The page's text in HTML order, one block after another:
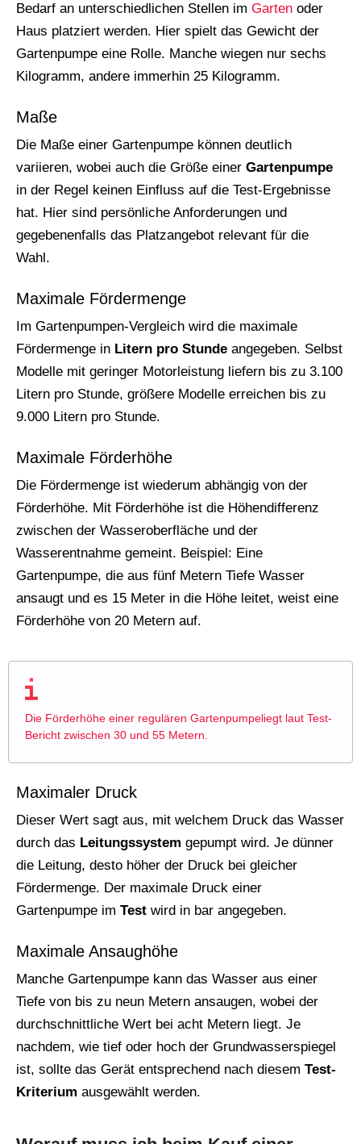
Bedarf an unterschiedlichen Stellen im Garten oder
Haus platziert werden. Hier spielt das Gewicht der
Gartenpumpe eine Rolle. Manche wiegen nur sechs
Kilogramm, andere immerhin 25 Kilogramm.
Maße
Die Maße einer Gartenpumpe können deutlich
variieren, wobei auch die Größe einer Gartenpumpe
in der Regel keinen Einfluss auf die Test-Ergebnisse
hat. Hier sind persönliche Anforderungen und
gegebenenfalls das Platzangebot relevant für die
Wahl.
Maximale Fördermenge
Im Gartenpumpen-Vergleich wird die maximale
Fördermenge in Litern pro Stunde angegeben. Selbst
Modelle mit geringer Motorleistung liefern bis zu 3.100
Litern pro Stunde, größere Modelle erreichen bis zu
9.000 Litern pro Stunde.
Maximale Förderhöhe
Die Fördermenge ist wiederum abhängig von der
Förderhöhe. Mit Förderhöhe ist die Höhendifferenz
zwischen der Wasseroberfläche und der
Wasserentnahme gemeint. Beispiel: Eine
Gartenpumpe, die aus fünf Metern Tiefe Wasser
ansaugt und es 15 Meter in die Höhe leitet, weist eine
Förderhöhe von 20 Metern auf.
Die Förderhöhe einer regulären Gartenpumpeliegt laut Test-
Bericht zwischen 30 und 55 Metern.
Maximaler Druck
Dieser Wert sagt aus, mit welchem Druck das Wasser
durch das Leitungssystem gepumpt wird. Je dünner
die Leitung, desto höher der Druck bei gleicher
Fördermenge. Der maximale Druck einer
Gartenpumpe im Test wird in bar angegeben.
Maximale Ansaughöhe
Manche Gartenpumpe kann das Wasser aus einer
Tiefe von bis zu neun Metern ansaugen, wobei der
durchschnittliche Wert bei acht Metern liegt. Je
nachdem, wie tief oder hoch der Grundwasserspiegel
ist, sollte das Gerät entsprechend nach diesem Test-
Kriterium ausgewählt werden.